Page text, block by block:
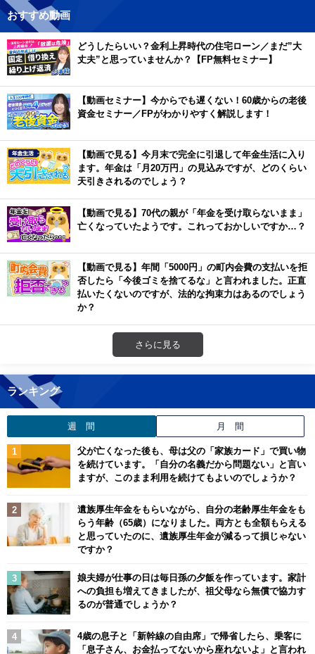
おすすめ動画
どうしたらいい？金利上昇時代の住宅ローン／まだ”大
丈夫”と思っていませんか？【FP無料セミナー】
【動画セミナー】今からでも遅くない！60歳からの老後
資金セミナー／FPがわかりやすく解説します！
【動画で見る】今月末で完全に引退して年金生活に入り
ます。年金は「月20万円」の見込みですが、どのくらい
天引きされるのでしょう？
【動画で見る】70代の親が「年金を受け取らないまま」
亡くなっていたようです。これっておかしいですか…？
【動画で見る】年間「5000円」の町内会費の支払いを拒
否したら「今後ゴミを捨てるな」と言われました。正直
払いたくないのですが、法的な拘束力はあるのでしょう
か？
さらに見る
ランキング
週 間 月 間
父が亡くなった後も、母は父の「家族カード」で買い物
を続けています。「自分の名義だから問題ない」と言い
ますが、このまま利用を続けてもよいのでしょうか？
遺族厚生年金をもらいながら、自分の老齢厚生年金をも
らう年齢（65歳）になりました。両方とも全額もらえる
と思っていたのに、遺族厚生年金が減るって損じゃない
ですか？
娘夫婦が仕事の日は毎日孫の夕飯を作っています。家計
への負担も増えてきましたが、祖父母なら無償で協力す
るのが普通でしょうか？
4歳の息子と「新幹線の自由席」で帰省したら、乗客に
「息子さん、お金払ってないから座れないよ」と言われ